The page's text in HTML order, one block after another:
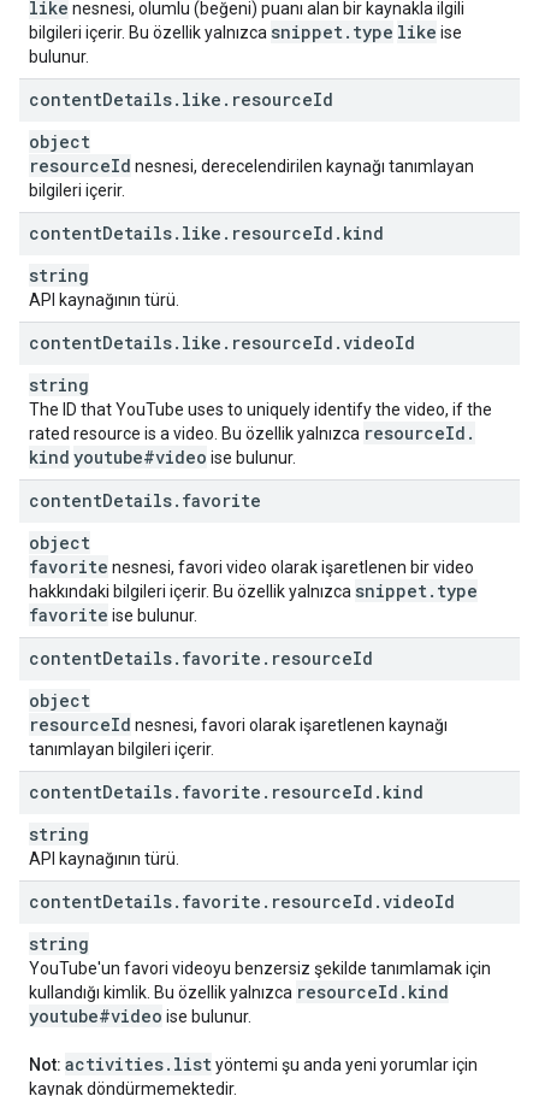
like nesnesi, olumlu (beğeni) puanı alan bir kaynakla ilgili
bilgileri içerir. Bu özellik yalnızca snippet. type like ise
bulunur.
contentDetails. like . resourceId
object
resourceId nesnesi, derecelendirilen kaynağı tanımlayan
bilgileri içerir.
contentDetails. like . resourceId . kind
string
API kaynağının türü.
contentDetails. like . resourceId .videoId
string
The ID that YouTube uses to uniquely identify the video, if the
rated resource is a video. Bu özellik yalnızca resourceId .
kind youtube#video ise bulunur.
contentDetails. favorite
object
favorite nesnesi, favori video olarak işaretlenen bir video
hakkındaki bilgileri içerir. Bu özellik yalnızca snippet. type
favorite ise bulunur.
contentDetails. favorite . resourceId
object
resourceId nesnesi, favori olarak işaretlenen kaynağı
tanımlayan bilgileri içerir.
contentDetails. favorite . resourceId . kind
string
API kaynağının türü.
contentDetails. favorite . resourceId .videoId
string
YouTube'un favori videoyu benzersiz şekilde tanımlamak için
kullandığı kimlik. Bu özellik yalnızca resourceId . kind
youtube#video ise bulunur.
Not: activities. listyöntemi şu anda yeni yorumlar için
kaynak döndürmemektedir.